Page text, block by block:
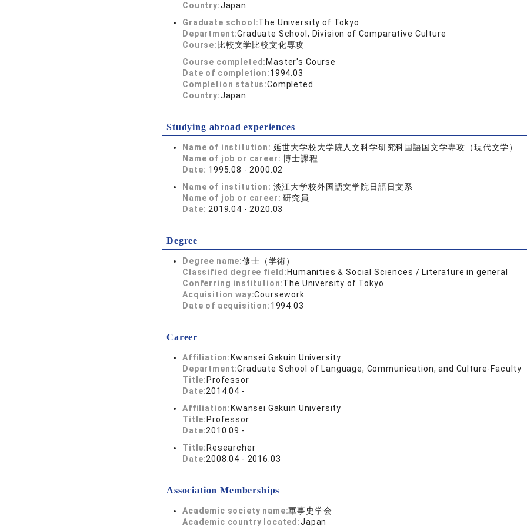
Country:Japan
Graduate school:The University of Tokyo
Department:Graduate School, Division of Comparative Culture
Course: 比較文学比較文化専攻
Course completed: Master's Course
Date of completion:1994.03
Completion status:Completed
Country:Japan
Studying abroad experiences
Name of institution: 延世大学校大学院人文科学研究科国語国文学専攻（現代文学）
Name of job or career:博士課程
Date: 1995.08 - 2000.02
Name of institution: 淡江大学校外国語文学院日語日文系
Name of job or career:研究員
Date: 2019.04 - 2020.03
Degree
Degree name:修士（学術）
Classified degree field: Humanities & Social Sciences / Literature in general
Conferring institution:The University of Tokyo
Acquisition way:Coursework
Date of acquisition:1994.03
Career
Affiliation: Kwansei Gakuin University
Department:Graduate School of Language, Communication, and Culture-Faculty
Title: Professor
Date:2014.04 -
Affiliation: Kwansei Gakuin University
Title: Professor
Date:2010.09 -
Title: Researcher
Date:2008.04 - 2016.03
Association Memberships
Academic society name:軍事史学会
Academic country located:Japan